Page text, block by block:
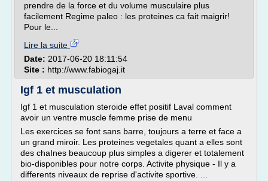
prendre de la force et du volume musculaire plus
facilement Regime paleo : les proteines ca fait maigrir!
Pour le...
Lire la suite
Date: 2017-06-20 18:11:54
Site : http://www.fabiogaj.it
Igf 1 et musculation
Igf 1 et musculation steroide effet positif Laval comment
avoir un ventre muscle femme prise de menu
Les exercices se font sans barre, toujours a terre et face a
un grand miroir. Les proteines vegetales quant a elles sont
des chaInes beaucoup plus simples a digerer et totalement
bio-disponibles pour notre corps. Activite physique - Il y a
differents niveaux de reprise d'activite sportive. ...